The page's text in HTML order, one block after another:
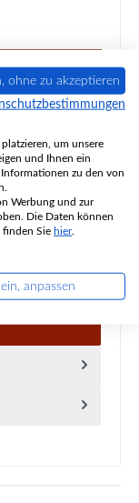
Warenkorb
Ronda
ohne zu akzeptieren
um unsere
und Ihnen ein
zu den von
Werbung und zur
Die Daten können
finden Sie hier.
anpassen